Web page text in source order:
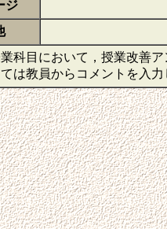
ジ
科目において，授業改善
は教員からコメントを入